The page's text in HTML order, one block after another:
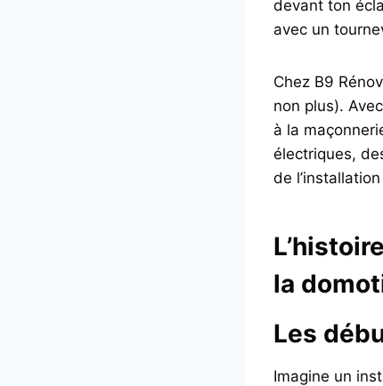
devant ton
avec un
Chez B9
non plus).
à la
électriques,
de
la
Les
Imagine un